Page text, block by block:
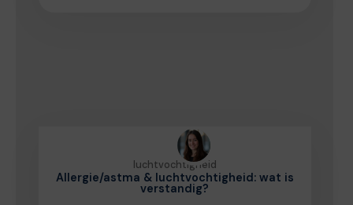
luchtvochtigheid
Allergie/astma & luchtvochtigheid: wat is
verstandig?